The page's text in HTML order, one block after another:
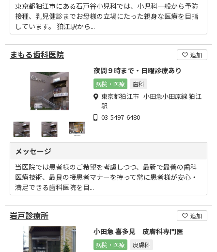
東京都狛江市にある石戸谷小児科では、小児科一般から予防
接種、乳児健診までお母様の立場にたった親身な医療を目指
しています。 狛江駅から...
まもる歯科医院 追加
夜間９時まで・日曜診療あり
病院・医療 歯科
東京都狛江市 小田急小田原線 狛江
駅
03-5497-6480
メッセージ
当医院では患者様のご希望を考慮しつつ、最新で最善の歯科
医療技術、最良の接患者マナーを持って常に患者様が安心・
満足できる歯科医院を目...
岩戸診療所 追加
小田急 喜多見 皮膚科専門医
病院・医療 皮膚科